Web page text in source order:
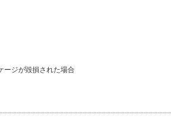
ージが毀損された場合